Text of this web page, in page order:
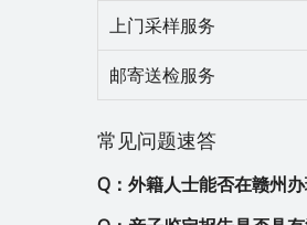
上门采样服务
邮寄送检服务
常见问题速答
Q：外籍人士能否在赣州